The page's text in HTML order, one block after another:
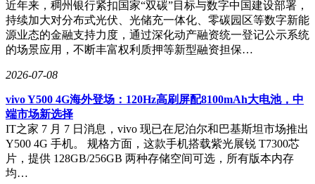
近年来，稠州银行紧扣国家“双碳”目标与数字中国建设部署，
持续加大对分布式光伏、光储充一体化、零碳园区等数字新能
源业态的金融支持力度，通过深化动产融资统一登记公示系统
的场景应用，不断丰富权利质押等新型融资担保…
2026-07-08
vivo Y500 4G海外登场：120Hz高刷屏配8100mAh大电池，中
端市场新选择
IT之家 7 月 7 日消息，vivo 现已在尼泊尔和巴基斯坦市场推出
Y500 4G 手机。 规格方面，这款手机搭载紫光展锐 T7300芯
片，提供 128GB/256GB 两种存储空间可选，所有版本内存
均…